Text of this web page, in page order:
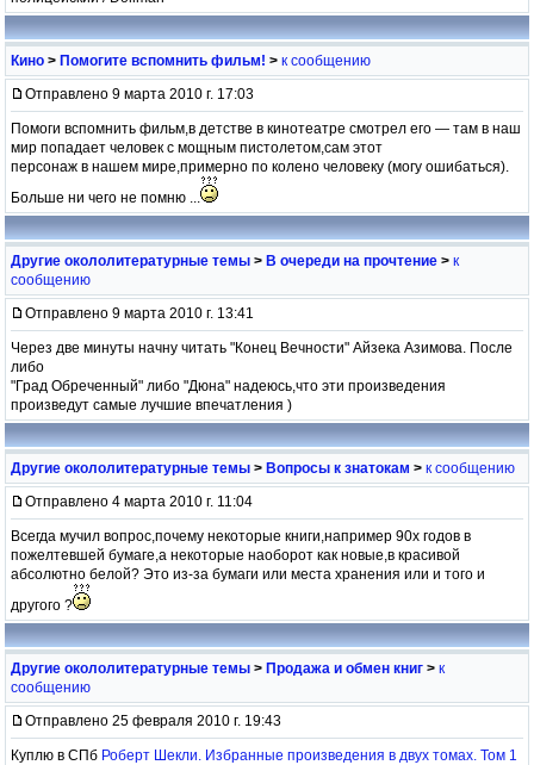
Кино > Помогите вспомнить фильм! > к сообщению
Отправлено 9 марта 2010 г. 17:03
Помоги вспомнить фильм,в детстве в кинотеатре смотрел его — там в наш
мир попадает человек с мощным пистолетом,сам этот
персонаж в нашем мире,примерно по колено человеку (могу ошибаться).
Больше ни чего не помню ...
Другие окололитературные темы > В очереди на прочтение > к
сообщению
Отправлено 9 марта 2010 г. 13:41
Через две минуты начну читать "Конец Вечности" Айзека Азимова. После
либо
"Град Обреченный" либо "Дюна" надеюсь,что эти произведения
произведут самые лучшие впечатления )
Другие окололитературные темы > Вопросы к знатокам > к сообщению
Отправлено 4 марта 2010 г. 11:04
Всегда мучил вопрос,почему некоторые книги,например 90х годов в
пожелтевшей бумаге,а некоторые наоборот как новые,в красивой
абсолютно белой? Это из-за бумаги или места хранения или и того и
другого ?
Другие окололитературные темы > Продажа и обмен книг > к
сообщению
Отправлено 25 февраля 2010 г. 19:43
Куплю в СПб Роберт Шекли. Избранные произведения в двух томах. Том 1